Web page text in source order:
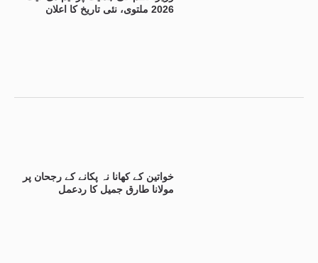
2026 ملتوی، نئی تاریخ کا اعلان
خواتین کے کھانا نہ پکانے کے رجحان پر
مولانا طارق جمیل کا ردعمل